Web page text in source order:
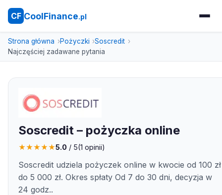
CF CoolFinance.pl
Strona główna Pożyczki
Soscredit
Najczęściej zadawane pytania
Soscredit – pożyczka online
★★★★★5.0 / 5(1 opinii)
Soscredit udziela pożyczek online w kwocie od 100 zł
do 5 000 zł. Okres spłaty Od 7 do 30 dni, decyzja w
24 godz..